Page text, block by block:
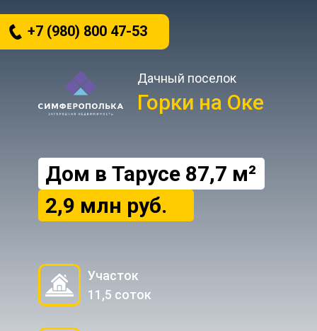
+7 (980) 800 47-53
Дачный поселок
Горки на Оке
Дом в Тарусе 87,7 м²
2,9 млн руб.
Участок
11,5 соток